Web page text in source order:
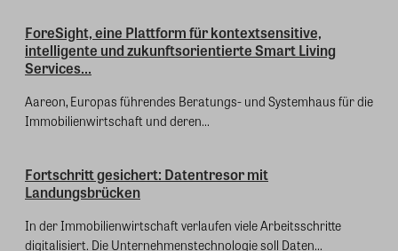
ForeSight, eine Plattform für kontextsensitive,
intelligente und zukunftsorientierte Smart Living
Services...
Aareon, Europas führendes Beratungs- und Systemhaus für die
Immobilienwirtschaft und deren...
Fortschritt gesichert: Datentresor mit
Landungsbrücken
In der Immobilienwirtschaft verlaufen viele Arbeitsschritte
digitalisiert. Die Unternehmenstechnologie soll Daten...